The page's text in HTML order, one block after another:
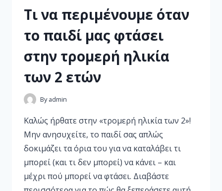
Τι να περιμένουμε όταν
το παιδί μας φτάσει
στην τρομερή ηλικία
των 2 ετών
By admin
Καλώς ήρθατε στην «τρομερή ηλικία των 2»!
Μην ανησυχείτε, το παιδί σας απλώς
δοκιμάζει τα όρια του για να καταλάβει τι
μπορεί (και τι δεν μπορεί) να κάνει – και
μέχρι πού μπορεί να φτάσει. Διαβάστε